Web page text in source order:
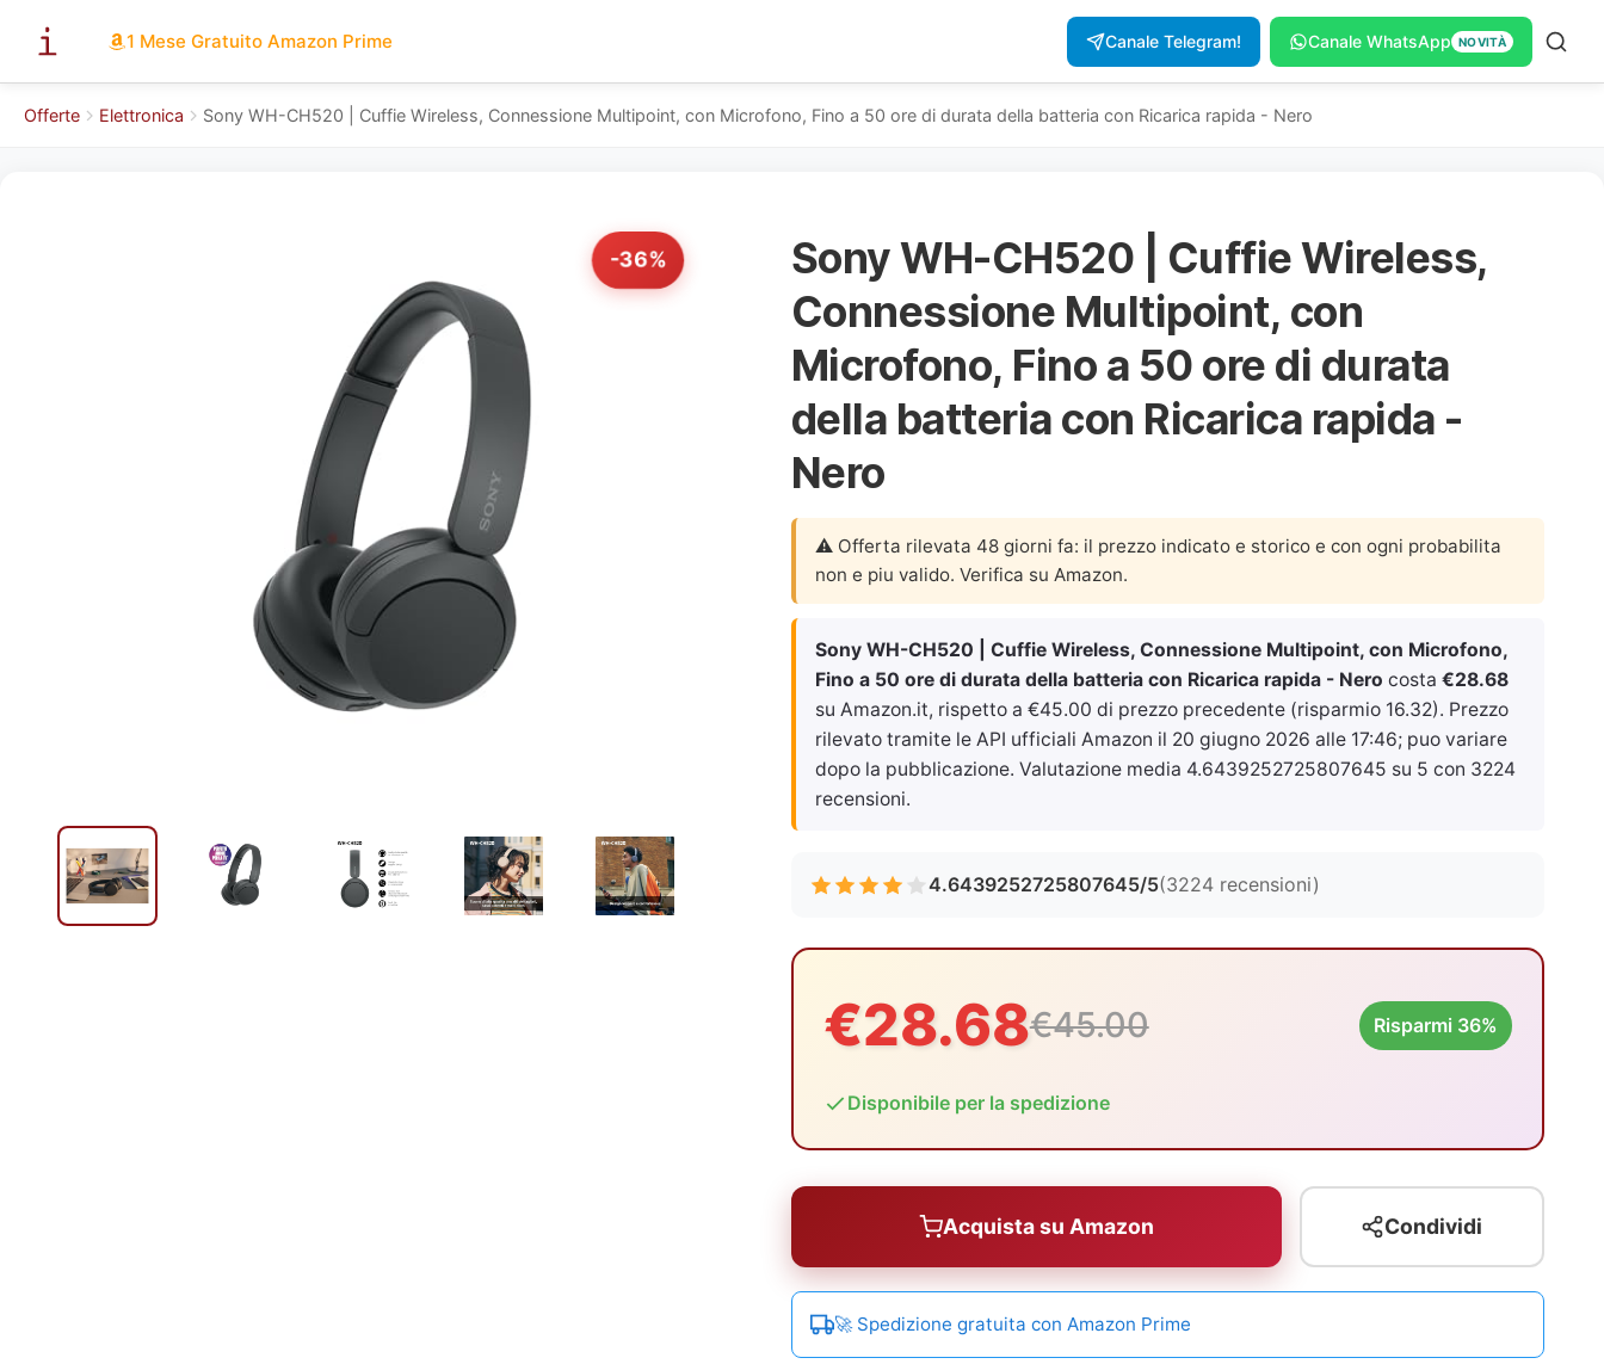
1 Mese Gratuito Amazon Prime Canale Telegram! Canale WhatsApp NOVITÀ
Offerte Elettronica Sony WH-CH520 | Cuffie Wireless, Connessione Multipoint, con Microfono, Fino a 50 ore di durata della batteria con Ricarica rapida - Nero
-36%
Sony WH-CH520 | Cuffie Wireless,
Connessione Multipoint, con
Microfono, Fino a 50 ore di durata
della batteria con Ricarica rapida -
Nero
⚠️ Offerta rilevata 48 giorni fa: il prezzo indicato e storico e con ogni probabilita
non e piu valido. Verifica su Amazon.
Sony WH-CH520 | Cuffie Wireless, Connessione Multipoint, con Microfono,
Fino a 50 ore di durata della batteria con Ricarica rapida - Nero costa €28.68
su Amazon.it, rispetto a €45.00 di prezzo precedente (risparmio 16.32). Prezzo
rilevato tramite le API ufficiali Amazon il 20 giugno 2026 alle 17:46; puo variare
dopo la pubblicazione. Valutazione media 4.6439252725807645 su 5 con 3224
recensioni.
4.6439252725807645/5(3224 recensioni)
€28.68€45.00 Risparmi 36%
Disponibile per la spedizione
Acquista su Amazon Condividi
🚀 Spedizione gratuita con Amazon Prime